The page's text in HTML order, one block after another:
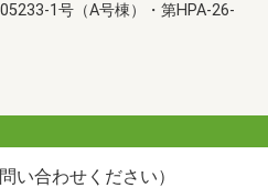
1号（A号棟）・第HPA-26-
い合わせください）